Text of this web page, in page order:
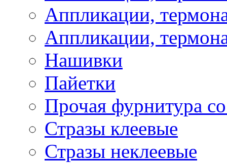
Аппликации,
Аппликации,
Нашивки
Пайетки
Прочая фурнитура
Стразы клеевые
Стразы неклеевые